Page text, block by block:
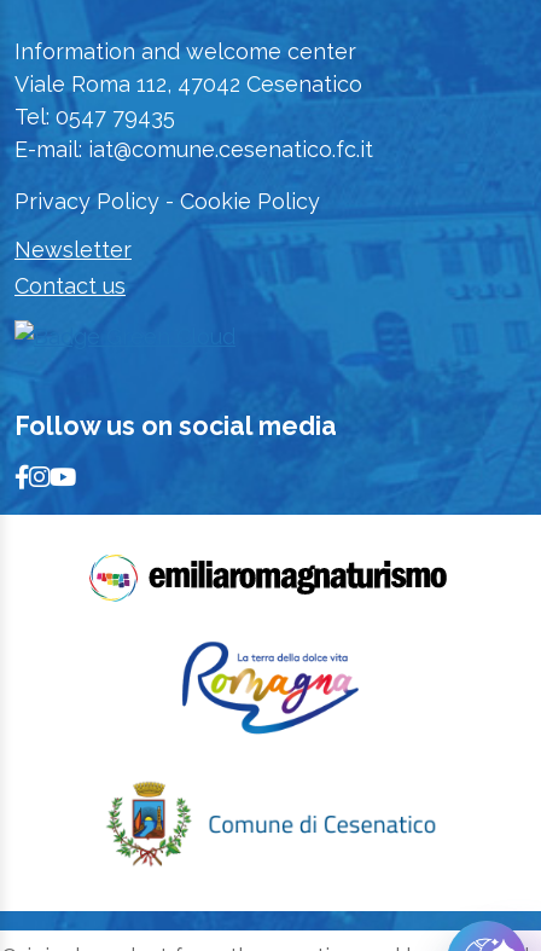
Information and welcome center
Viale Roma 112, 47042 Cesenatico
Tel: 0547 79435
E-mail: iat@comune.cesenatico.fc.it
Privacy Policy - Cookie Policy
Newsletter
Contact us
Follow us on social media